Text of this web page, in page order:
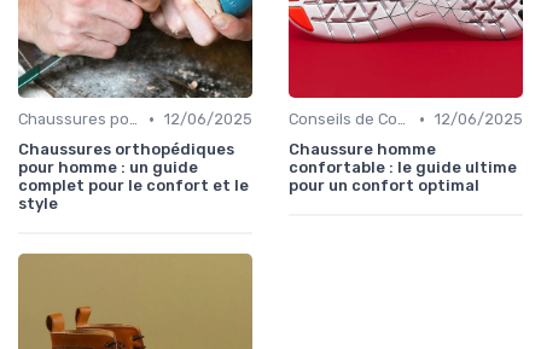
Chaussures pour Conditions Spécifiques • 12/06/2025
Chaussures orthopédiques
pour homme : un guide
complet pour le confort et le
style
Conseils de Confort au Quotidien • 12/06/2025
Chaussure homme
confortable : le guide ultime
pour un confort optimal